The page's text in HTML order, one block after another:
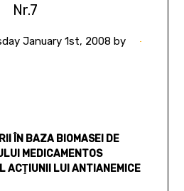
Nr.7
January 1st, 2008 by
ÎN BAZA BIOMASEI DE
MEDICAMENTOS
ACŢIUNII LUI ANTIANEMICE